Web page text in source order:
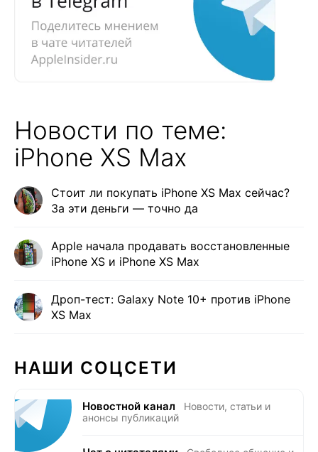
Новости по теме:
iPhone XS Max
Стоит ли покупать iPhone XS Max сейчас?
За эти деньги — точно да
Apple начала продавать восстановленные
iPhone XS и iPhone XS Max
Дроп-тест: Galaxy Note 10+ против iPhone
XS Max
НАШИ СОЦСЕТИ
Новостной канал
Новости, статьи и
анонсы публикаций